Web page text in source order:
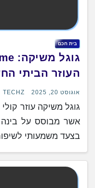
בית חכם
העוזר הביתי
אוגוסט 20, 2025 TECHZ
אשר מבוסס על
בצעד משמעותי